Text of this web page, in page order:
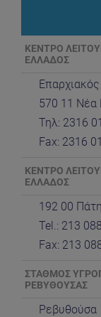
ΚΕΝΤΡΟ
ΕΛΛΑΔΟΣ
570 11 Νέα
Τηλ: 2316
Fax: 2316
ΚΕΝΤΡΟ
ΕΛΛΑΔΟΣ
192 00
Tel.: 213
Fax: 213
ΣΤΑΘΜΟΣ
ΡΕΒΥΘΟΥΣΑΣ
Ρεβυθούσα